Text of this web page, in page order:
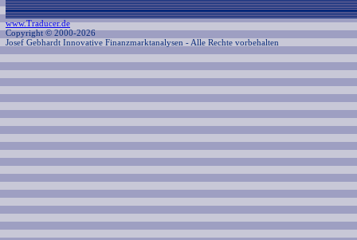
www.Traducer.de
Copyright © 2000-2026
Josef Gebhardt Innovative Finanzmarktanalysen - Alle Rechte vorbehalten